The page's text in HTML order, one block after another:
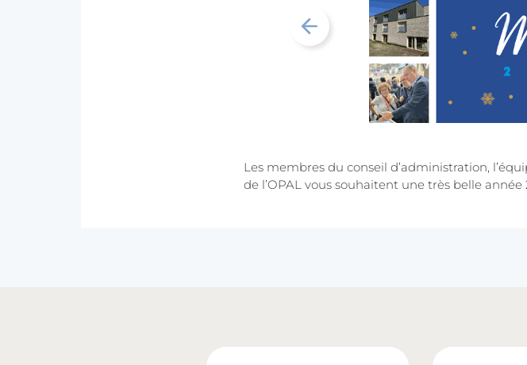
Les membres du conseil d’administration,
de l’OPAL vous souhaitent une très belle année